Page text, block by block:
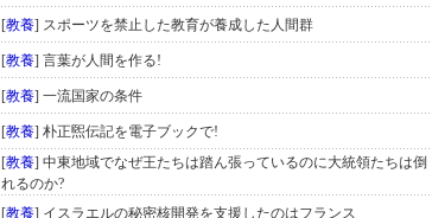
[教養] スポーツを禁止した教育が養成した人間群
[教養] 言葉が人間を作る!
[教養] 一流国家の条件
[教養] 朴正煕伝記を電子ブックで!
[教養] 中東地域でなぜ王たちは踏ん張っているのに大統領たちは倒
れるのか?
[教養] イスラエルの秘密核開発を支援したのはフランス